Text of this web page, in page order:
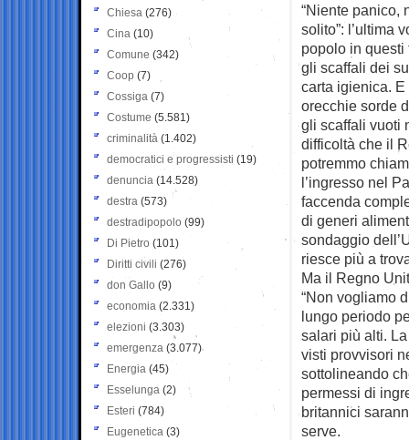
“Niente panico,
solito”: l’ultima
popolo in
gli scaffali dei
carta igienica.
orecchie sorde
gli scaffali vuoti
difficoltà che il
potremmo
l’ingresso nel
faccenda
di generi
sondaggio
riesce più a
Ma il Regno
“Non vogliamo
lungo periodo
salari più alti.
visti provvisori
sottolineando
permessi di
britannici
serve.
Chiesa (276)
Cina (10)
Comune (342)
Coop (7)
Cossiga (7)
Costume (5.581)
criminalità (1.402)
democratici e progressisti (19)
denuncia (14.528)
destra (573)
destradipopolo (99)
Di Pietro (101)
Diritti civili (276)
don Gallo (9)
economia (2.331)
elezioni (3.303)
emergenza (3.077)
Energia (45)
Esselunga (2)
Esteri (784)
Eugenetica (3)